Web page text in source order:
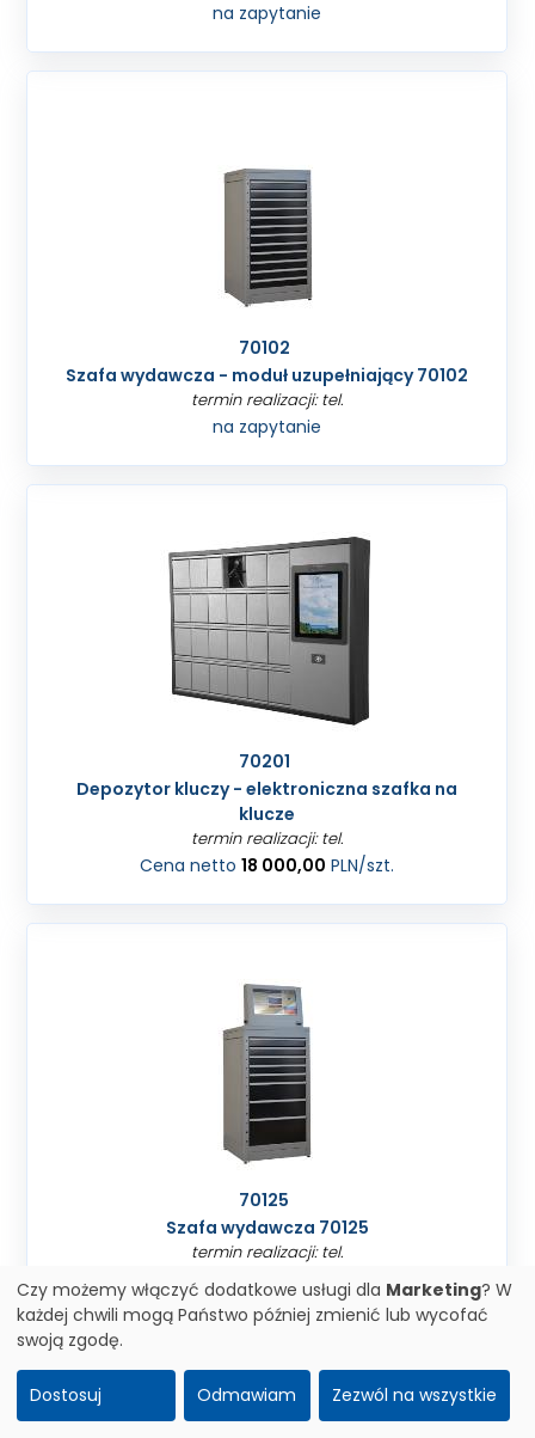
na zapytanie
70102
Szafa wydawcza - moduł uzupełniający 70102
termin realizacji: tel.
na zapytanie
70201
Depozytor kluczy - elektroniczna szafka na
klucze
termin realizacji: tel.
Cena netto18 000,00 PLN/szt.
70125
Szafa wydawcza 70125
termin realizacji: tel.
na zapytanie
Czy możemy włączyć dodatkowe usługi dla Marketing? W
każdej chwili mogą Państwo później zmienić lub wycofać
swoją zgodę.
Dostosuj Odmawiam Zezwól na wszystkie